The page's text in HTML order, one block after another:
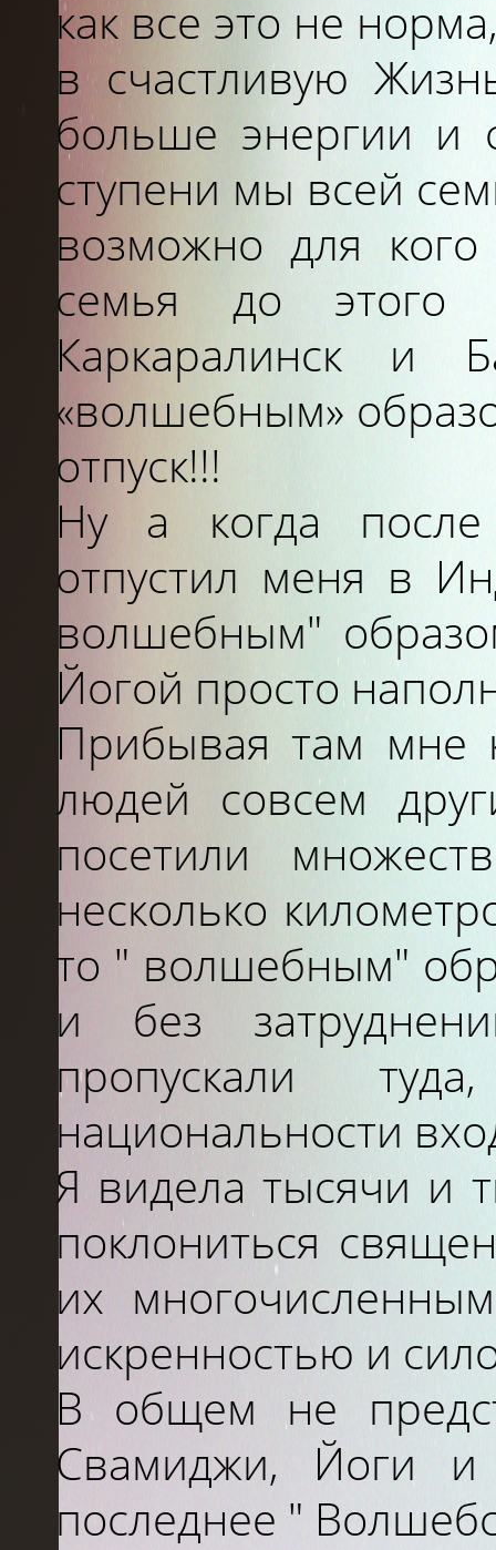
как все это не
в счастливую
больше энергии и
ступени мы всей
возможно для
семья до этого
Каркаралинск и
«волшебным»
отпуск!!!
Ну а когда после
отпустил меня в
волшебным"
Йогой просто
Прибывая там мне
людей совсем
посетили
несколько
то " волшебным"
и без
пропускали
национальности
Я видела тысячи и
поклониться
их
искренностью и
В общем не
Свамиджи, Йоги
последнее "